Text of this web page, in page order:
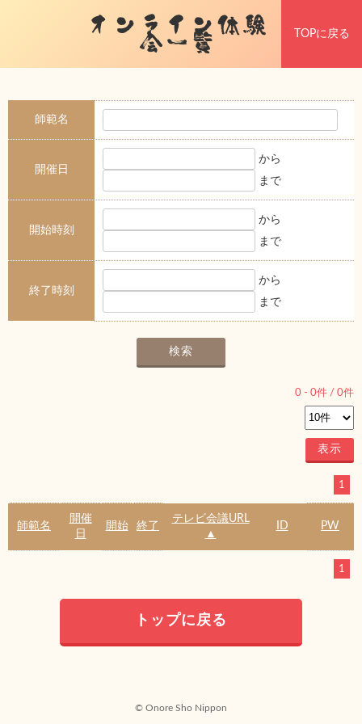
オンライン体験
会一覧 TOPに戻る
師範名
開催日
から
まで
開始時刻
から
まで
終了時刻
から
まで
0 - 0件 / 0件
1
師範名
開催
日
開始 終了
テレビ会議URL
▲
ID PW
1
トップに戻る
© Onore Sho Nippon